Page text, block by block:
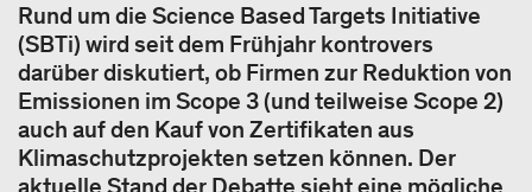
Rund um die Science Based Targets Initiative
(SBTi) wird seit dem Frühjahr kontrovers
darüber diskutiert, ob Firmen zur Reduktion von
Emissionen im Scope 3 (und teilweise Scope 2)
auch auf den Kauf von Zertifikaten aus
Klimaschutzprojekten setzen können. Der
aktuelle Stand der Debatte sieht eine mögliche